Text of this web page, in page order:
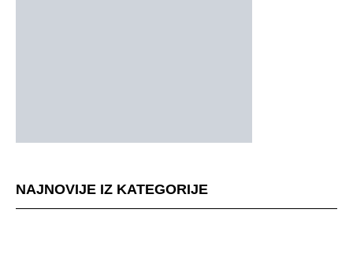
NAJNOVIJE IZ KATEGORIJE